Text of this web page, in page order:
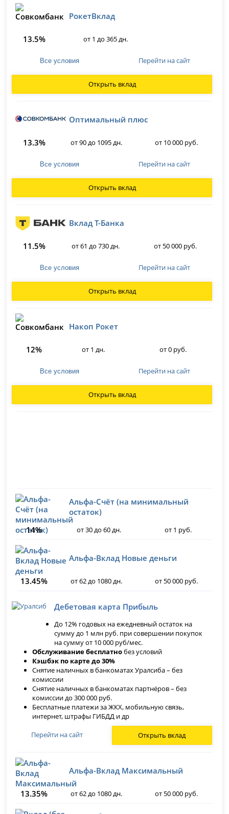
РокетВклад
13.5% от 1 до 365 дн.
Все условия Перейти на сайт
Открыть вклад
Оптимальный плюс
13.3% от 90 до 1095 дн. от 10 000 руб.
Все условия Перейти на сайт
Открыть вклад
Вклад Т-Банка
11.5% от 61 до 730 дн. от 50 000 руб.
Все условия Перейти на сайт
Открыть вклад
Накоп Рокет
12% от 1 дн. от 0 руб.
Все условия Перейти на сайт
Открыть вклад
Альфа-Счёт (на минимальный
остаток)
14%
от 30 до 60 дн. от 1 руб.
Альфа-Вклад Новые деньги
13.45% от 62 до 1080 дн. от 50 000 руб.
Дебетовая карта Прибыль
До 12% годовых на ежедневный остаток на
сумму до 1 млн руб. при совершении покупок
на сумму от 10 000 руб/мес.
Обслуживание бесплатнобез условий
Кэшбэк по карте до 30%
Снятие наличных в банкоматах Уралсиба – без
комиссии
Снятие наличных в банкоматах партнёров – без
комиссии до 300 000 руб.
Бесплатные платежи за ЖКХ, мобильную связь,
интернет, штрафы ГИБДД и др
Перейти на сайт
Открыть вклад
Альфа-Вклад Максимальный
13.35% от 62 до 1080 дн. от 50 000 руб.